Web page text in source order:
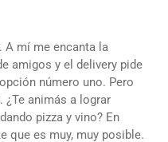
A mí me encanta la
amigos y el delivery pide
número uno. Pero
¿Te animás a lograr
pizza y vino? En
que es muy, muy posible.